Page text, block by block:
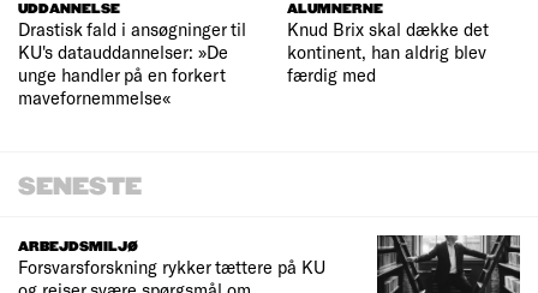
UDDANNELSE
Drastisk fald i ansøgninger til
KU's datauddannelser: »De
unge handler på en forkert
mavefornemmelse«
ALUMNERNE
Knud Brix skal dække det
kontinent, han aldrig blev
færdig med
SENESTE
ARBEJDSMILJØ
Forsvarsforskning rykker tættere på KU